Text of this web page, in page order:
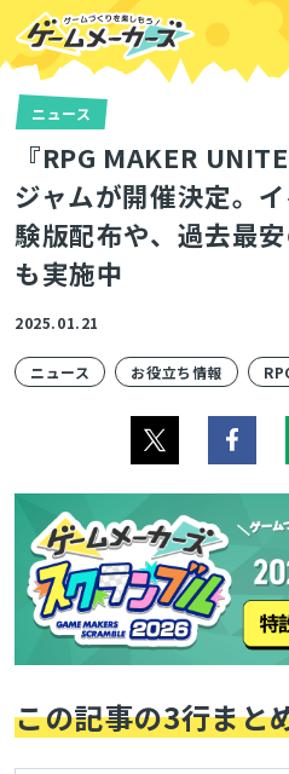
ニュース
『RPG MAKER
ジャムが開催決定。
験版配布や、過去最
も実施中
2025.01.21
ニュース お役立ち情報
この記事の3行まと